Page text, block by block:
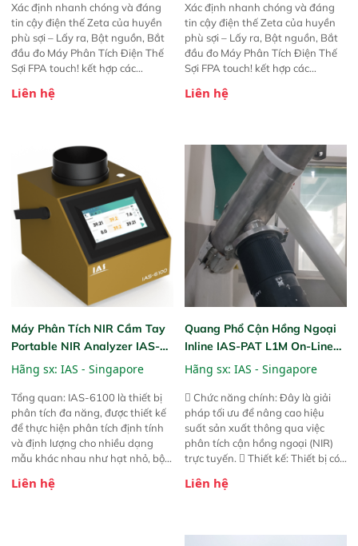
Xác định nhanh chóng và đáng
tin cậy điện thế Zeta của huyền
phù sợi – Lấy ra, Bật nguồn, Bắt
đầu đo Máy Phân Tích Điện Thế
Sợi FPA touch! kết hợp các
được chứng minh với sự đơn giản
trước đó. Nhưng so với các phiên
bản trước, FPA touch! nhỏ hơn và
nhẹ hơn đáng kể, đồng thời được
nâng cấp với các tính năng mới.
Liên hệ
Xác định nhanh chóng và đáng
tin cậy điện thế Zeta của huyền
phù sợi – Lấy ra, Bật nguồn, Bắt
đầu đo Máy Phân Tích Điện Thế
Sợi FPA touch! kết hợp các
được chứng minh với sự đơn giản
trước đó. Nhưng so với các phiên
bản trước, FPA touch! nhỏ hơn và
nhẹ hơn đáng kể, đồng thời được
nâng cấp với các tính năng mới.
Liên hệ
Máy Phân Tích NIR Cầm Tay
Portable NIR Analyzer IAS-
6100
Hãng sx: IAS - Singapore
Tổng quan: IAS-6100 là thiết bị
phân tích đa năng, được thiết kế
để thực hiện phân tích định tính
và định lượng cho nhiều dạng
mẫu khác nhau như hạt nhỏ, bột,
này cho phép bất kỳ ai cũng có
Liên hệ
Quang Phổ Cận Hồng Ngoại
Inline IAS-PAT L1M On-Line
NIR
Hãng sx: IAS - Singapore
 Chức năng chính: Đây là giải
pháp tối ưu để nâng cao hiệu
suất sản xuất thông qua việc
phân tích cận hồng ngoại (NIR)
trực tuyến.  Thiết kế: Thiết bị có
hỗ trợ tản nhiệt tăng cường và đã
năng theo dõi thông số theo thời
Liên hệ